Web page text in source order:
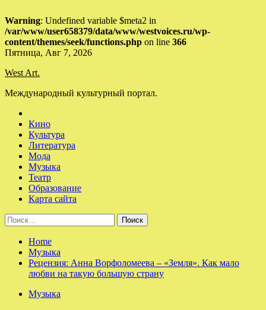
Warning: Undefined variable $meta2 in
/var/www/user658379/data/www/westvoices.ru/wp-
content/themes/seek/functions.php on line 366
Skip
content
Пятница, Авг 7, 2026
West Art.
Международный культурный портал.
Кино
Культура
Литература
Мода
Музыка
Театр
Образование
Карта сайта
Найти:
Home
Музыка
Рецензия: Анна Ворфоломеева – «Земля». Как мало
любви на такую большую страну
Музыка